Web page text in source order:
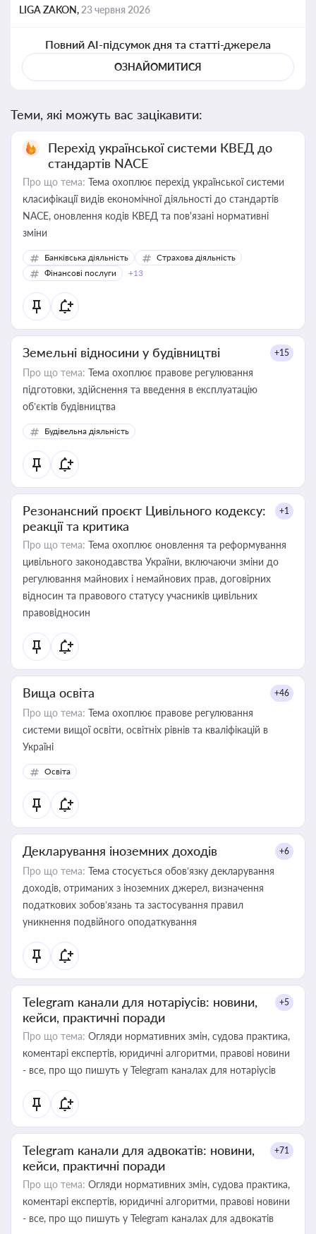
LIGA ZAKON, 23 червня 2026
Повний AI-підсумок дня та статті-джерела
ОЗНАЙОМИТИСЯ
Теми, які можуть вас зацікавити:
Перехід української системи КВЕД до
стандартів NACE
Про що тема: Тема охоплює перехід української системи
класифікації видів економічної діяльності до стандартів
NACE, оновлення кодів КВЕД та пов'язані нормативні
зміни
Банківська діяльність
Страхова діяльність
Фінансові послуги
+13
Земельні відносини у будівництві +15
Про що тема: Тема охоплює правове регулювання
підготовки, здійснення та введення в експлуатацію
об’єктів будівництва
Будівельна діяльність
Резонансний проєкт Цивільного кодексу:
реакції та критика
+1
Про що тема: Тема охоплює оновлення та реформування
цивільного законодавства України, включаючи зміни до
регулювання майнових і немайнових прав, договірних
відносин та правового статусу учасників цивільних
правовідносин
Вища освіта +46
Про що тема: Тема охоплює правове регулювання
системи вищої освіти, освітніх рівнів та кваліфікацій в
Україні
Освіта
Декларування іноземних доходів +6
Про що тема: Тема стосується обов’язку декларування
доходів, отриманих з іноземних джерел, визначення
податкових зобов’язань та застосування правил
уникнення подвійного оподаткування
Telegram канали для нотаріусів: новини,
кейси, практичні поради
+5
Про що тема: Огляди нормативних змін, судова практика,
коментарі експертів, юридичні алгоритми, правові новини
- все, про що пишуть у Telegram каналах для нотаріусів
Telegram канали для адвокатів: новини,
кейси, практичні поради
+71
Про що тема: Огляди нормативних змін, судова практика,
коментарі експертів, юридичні алгоритми, правові новини
- все, про що пишуть у Telegram каналах для адвокатів